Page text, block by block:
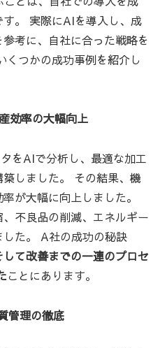
。 実際にAIを導入し、成
考に、自社に合った戦略を
くつかの成功事例を紹介し
効率の大幅向上
をAIで分析し、最適な加工
しました。 その結果、機
が大幅に向上しました。
不良品の削減、エネルギー
た。 A社の成功の秘訣
て改善までの一連のプロセ
ことにあります。
管理の徹底